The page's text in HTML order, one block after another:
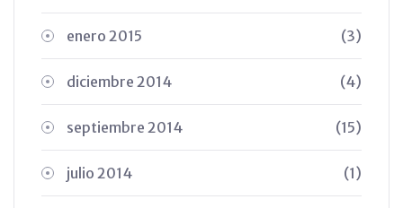
enero 2015 (3)
diciembre 2014 (4)
septiembre 2014 (15)
julio 2014 (1)